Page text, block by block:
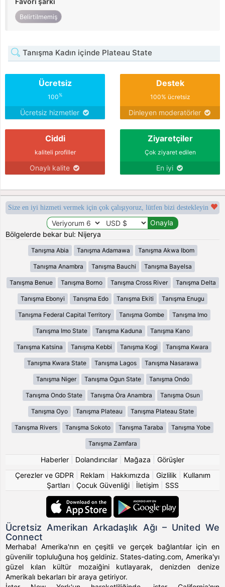
Belirtilmemiş
Tanışma Kadın içinde Plateau State
Ücretsiz
100%
Ücretsiz hizmetler
Destek
100% ücretsiz
Dinleyen moderatörler
Ciddi
kaliteli profiller
Onaylı kalite
Ziyaretçiler
Çok ziyaret edilen
En iyi
Size en iyi hizmeti vermek için çok çalışıyoruz, lütfen bizi destekleyin
Bölgelerde bekar bul: Nijerya
Tanışma Abia Tanışma Adamawa Tanışma Akwa Ibom
Tanışma Anambra Tanışma Bauchi Tanışma Bayelsa
Tanışma Benue Tanışma Borno Tanışma Cross River Tanışma Delta
Tanışma Ebonyi Tanışma Edo Tanışma Ekiti Tanışma Enugu
Tanışma Federal Capital Territory Tanışma Gombe Tanışma Imo
Tanışma Imo State Tanışma Kaduna Tanışma Kano
Tanışma Katsina Tanışma Kebbi Tanışma Kogi Tanışma Kwara
Tanışma Kwara State Tanışma Lagos Tanışma Nasarawa
Tanışma Niger Tanışma Ogun State Tanışma Ondo
Tanışma Ondo State Tanışma Ȯra Anambra Tanışma Osun
Tanışma Oyo Tanışma Plateau Tanışma Plateau State
Tanışma Rivers Tanışma Sokoto Tanışma Taraba Tanışma Yobe
Tanışma Zamfara
Haberler Dolandırıcılar Mağaza
Görüşler
Çerezler ve GDPR
Reklam Hakkımızda Gizlilik
Kullanım
Şartları| Çocuk Güvenliği| İletişim SSS
Ücretsiz Amerikan Arkadaşlık Ağı – United We
Connect
Merhaba! Amerika'nın en çeşitli ve gerçek bağlantılar için en
güvenilir topluluğuna hoş geldiniz. States-dating.com, Amerika'yı
güzel kılan kültür mozaiğini kutlayarak, denizden denize
Amerikalı bekarları bir araya getiriyor.